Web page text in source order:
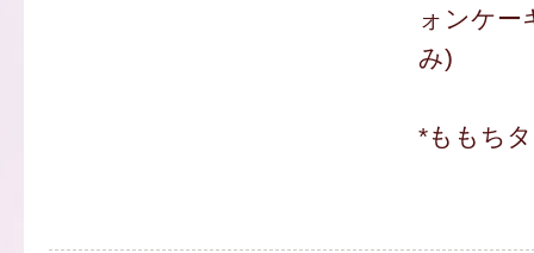
ォンケー
み)
*ももち